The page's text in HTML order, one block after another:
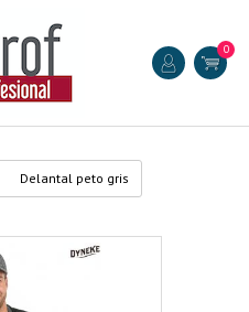
0
Delantal peto gris